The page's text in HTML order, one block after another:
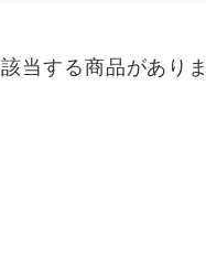
該当する商品がありま